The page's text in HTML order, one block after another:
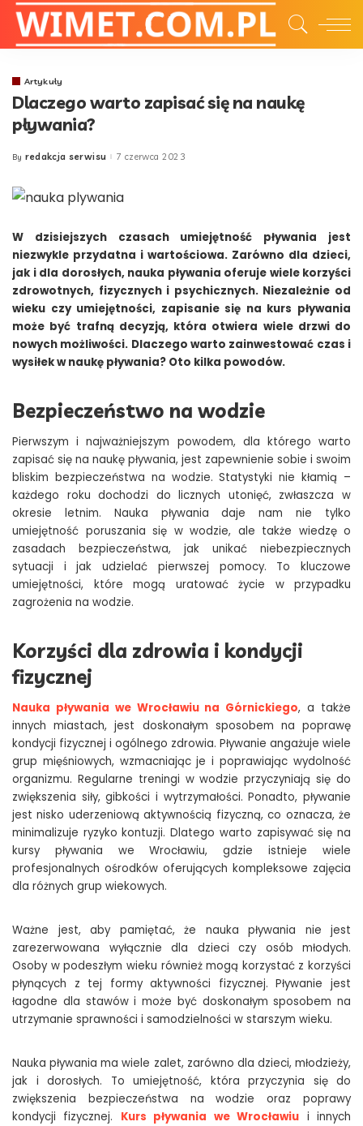
Artykuły
Dlaczego warto zapisać się na naukę
pływania?
Posted
By redakcja serwisu 7 czerwca 2023
W dzisiejszych czasach umiejętność pływania jest
niezwykle przydatna i wartościowa. Zarówno dla dzieci,
jak i dla dorosłych, nauka pływania oferuje wiele korzyści
zdrowotnych, fizycznych i psychicznych. Niezależnie od
wieku czy umiejętności, zapisanie się na kurs pływania
może być trafną decyzją, która otwiera wiele drzwi do
nowych możliwości. Dlaczego warto zainwestować czas i
wysiłek w naukę pływania? Oto kilka powodów.
Bezpieczeństwo na wodzie
Pierwszym i najważniejszym powodem, dla którego warto
zapisać się na naukę pływania, jest zapewnienie sobie i swoim
bliskim bezpieczeństwa na wodzie. Statystyki nie kłamią –
każdego roku dochodzi do licznych utonięć, zwłaszcza w
okresie letnim. Nauka pływania daje nam nie tylko
umiejętność poruszania się w wodzie, ale także wiedzę o
zasadach bezpieczeństwa, jak unikać niebezpiecznych
sytuacji i jak udzielać pierwszej pomocy. To kluczowe
umiejętności, które mogą uratować życie w przypadku
zagrożenia na wodzie.
Korzyści dla zdrowia i kondycji
fizycznej
Nauka pływania we Wrocławiu na Górnickiego, a także
innych miastach, jest doskonałym sposobem na poprawę
kondycji fizycznej i ogólnego zdrowia. Pływanie angażuje wiele
grup mięśniowych, wzmacniając je i poprawiając wydolność
organizmu. Regularne treningi w wodzie przyczyniają się do
zwiększenia siły, gibkości i wytrzymałości. Ponadto, pływanie
jest nisko uderzeniową aktywnością fizyczną, co oznacza, że
minimalizuje ryzyko kontuzji. Dlatego warto zapisywać się na
kursy pływania we Wrocławiu, gdzie istnieje wiele
profesjonalnych ośrodków oferujących kompleksowe zajęcia
dla różnych grup wiekowych.
Ważne jest, aby pamiętać, że nauka pływania nie jest
zarezerwowana wyłącznie dla dzieci czy osób młodych.
Osoby w podeszłym wieku również mogą korzystać z korzyści
płynących z tej formy aktywności fizycznej. Pływanie jest
łagodne dla stawów i może być doskonałym sposobem na
utrzymanie sprawności i samodzielności w starszym wieku.
Nauka pływania ma wiele zalet, zarówno dla dzieci, młodzieży,
jak i dorosłych. To umiejętność, która przyczynia się do
zwiększenia bezpieczeństwa na wodzie oraz poprawy
kondycji fizycznej. Kurs pływania we Wrocławiu i innych